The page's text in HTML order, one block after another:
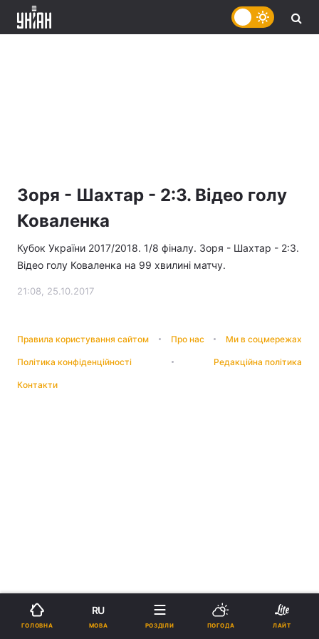
Зоря - Шахтар - 2:3. Відео голу
Коваленка
Кубок України 2017/2018. 1/8 фіналу. Зоря - Шахтар - 2:3.
Відео голу Коваленка на 99 хвилині матчу.
21:08, 25.10.2017
Правила користування сайтом Про нас Ми в соцмережах
Політика конфіденційності Редакційна політика
Контакти
ГОЛОВНА
RU
МОВА РОЗДІЛИ ПОГОДА ЛАЙТ